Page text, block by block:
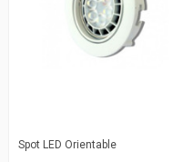
Spot LED Orientable